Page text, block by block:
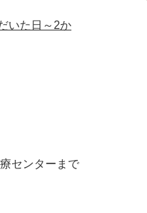
いた日～2か
センターまで